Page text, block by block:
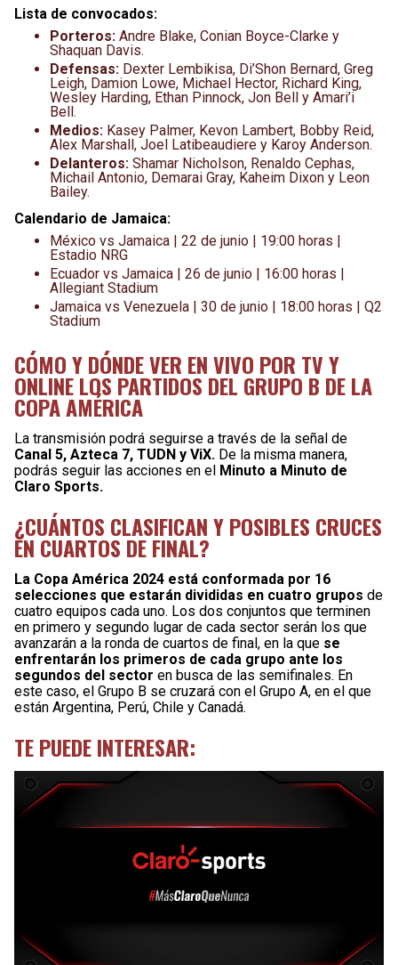
Lista de convocados:
Porteros: Andre Blake, Conian Boyce-Clarke y
Shaquan Davis.
Defensas: Dexter Lembikisa, Di’Shon Bernard, Greg
Leigh, Damion Lowe, Michael Hector, Richard King,
Wesley Harding, Ethan Pinnock, Jon Bell y Amari’i
Bell.
Medios: Kasey Palmer, Kevon Lambert, Bobby Reid,
Alex Marshall, Joel Latibeaudiere y Karoy Anderson.
Delanteros: Shamar Nicholson, Renaldo Cephas,
Michail Antonio, Demarai Gray, Kaheim Dixon y Leon
Bailey.
Calendario de Jamaica:
México vs Jamaica | 22 de junio | 19:00 horas |
Estadio NRG
Ecuador vs Jamaica | 26 de junio | 16:00 horas |
Allegiant Stadium
Jamaica vs Venezuela | 30 de junio | 18:00 horas | Q2
Stadium
CÓMO Y DÓNDE VER EN VIVO POR TV Y
ONLINE LOS PARTIDOS DEL GRUPO B DE LA
COPA AMÉRICA
La transmisión podrá seguirse a través de la señal de
Canal 5, Azteca 7, TUDN y ViX. De la misma manera,
podrás seguir las acciones en el Minuto a Minuto de
Claro Sports.
¿CUÁNTOS CLASIFICAN Y POSIBLES CRUCES
EN CUARTOS DE FINAL?
La Copa América 2024 está conformada por 16
selecciones que estarán divididas en cuatro grupos de
cuatro equipos cada uno. Los dos conjuntos que terminen
en primero y segundo lugar de cada sector serán los que
avanzarán a la ronda de cuartos de final, en la que se
enfrentarán los primeros de cada grupo ante los
segundos del sector en busca de las semifinales. En
este caso, el Grupo B se cruzará con el Grupo A, en el que
están Argentina, Perú, Chile y Canadá.
TE PUEDE INTERESAR: